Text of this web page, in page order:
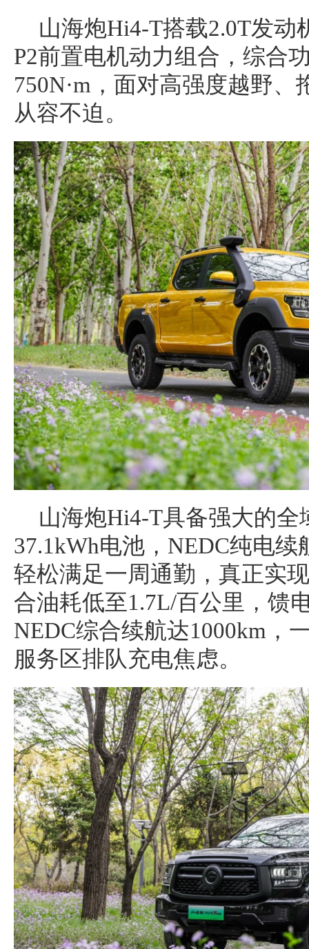
山海炮Hi4-T搭载2.0T发动
P2前置电机动力组合，综合
750N·m，面对高强度越野
从容不迫。
山海炮Hi4-T具备强大的全
37.1kWh电池，NEDC纯电续
轻松满足一周通勤，真正实
合油耗低至1.7L/百公里，馈
NEDC综合续航达1000km，
服务区排队充电焦虑。